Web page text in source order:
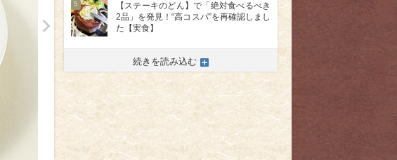
>
5
【ステーキのどん】で「絶対食べるべき
2品」を発見！“高コスパ”を再確認しまし
た【実食】
続きを読み込む